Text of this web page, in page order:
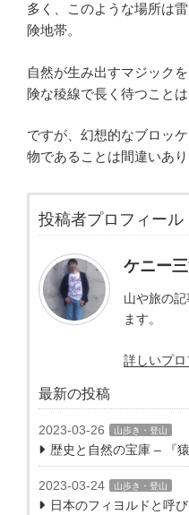
多く、このような場所は
険地帯。
自然が生み出すマジック
険な稜線で長く待つことは
ですが、幻想的なブロッ
物であることは間違いあ
投稿者プロフィール
ケニー
山や旅の
ます。
詳しいプロ
最新の投稿
2023-03-26 山歩き・登山
歴史と自然の宝庫 – 『
2023-03-24 山歩き・登山
日本のフィヨルドと呼